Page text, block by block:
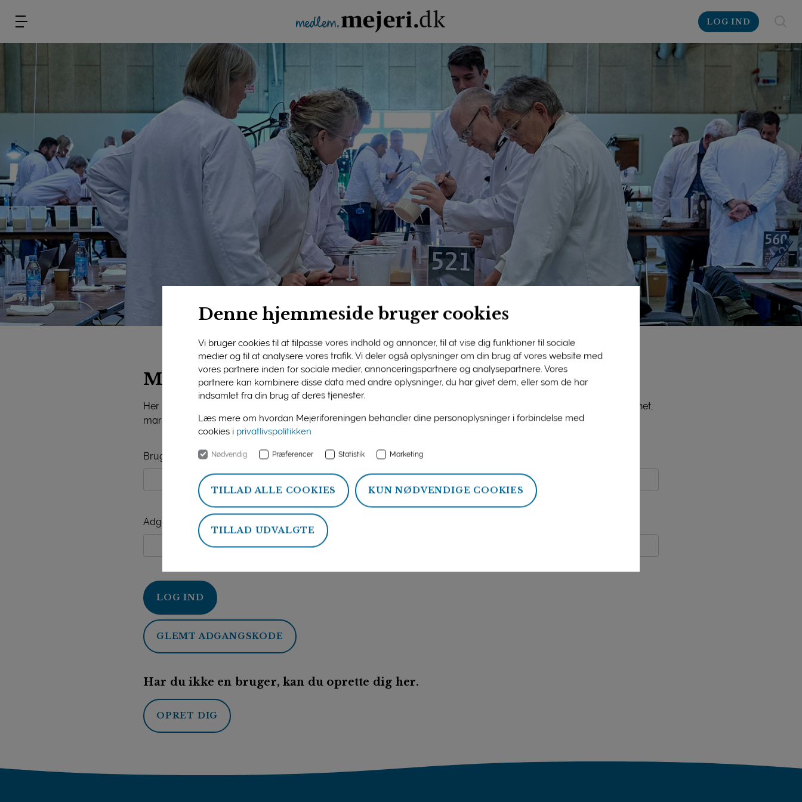
Denne hjemmeside bruger cookies
Vi bruger cookies til at tilpasse vores indhold og annoncer, til at vise dig funktioner til sociale
medier og til at analysere vores trafik. Vi deler også oplysninger om din brug af vores website med
vores partnere inden for sociale medier, annonceringspartnere og analysepartnere. Vores
partnere kan kombinere disse data med andre oplysninger, du har givet dem, eller som de har
indsamlet fra din brug af deres tjenester.
Læs mere om hvordan Mejeriforeningen behandler dine personoplysninger i forbindelse med
cookies i privatlivspolitikken
Nødvendig Præferencer Statistik Marketing
TILLAD ALLE COOKIES KUN NØDVENDIGE COOKIES
TILLAD UDVALGTE
LOG IND
Mejeriforeningens medlemsside
Her på siden finder du viden og information om ydelser, som Mejeriforeningen tilbyder sine medlemmer, bl.a. PLInet,
markedsorientering, mejeristatistik, politik og arrangementer.
Brugernavn
Adgangskode
LOG IND
GLEMT ADGANGSKODE
Har du ikke en bruger, kan du oprette dig her.
OPRET DIG